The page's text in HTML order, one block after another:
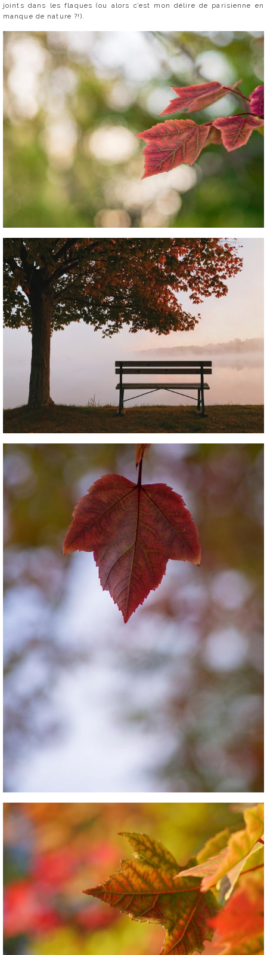
joints dans les flaques (ou alors c’est mon délire de parisienne en
manque de nature ?!).